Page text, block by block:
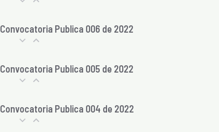
Convocatoria Publica 006 de 2022
Convocatoria Publica 005 de 2022
Convocatoria Publica 004 de 2022